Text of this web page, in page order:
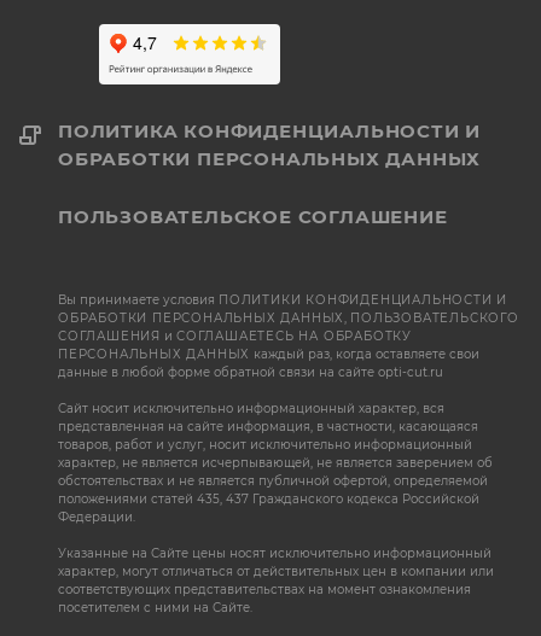
ПОЛИТИКА КОНФИДЕНЦИАЛЬНОСТИ И
ОБРАБОТКИ ПЕРСОНАЛЬНЫХ ДАННЫХ
ПОЛЬЗОВАТЕЛЬСКОЕ СОГЛАШЕНИЕ
Вы принимаете условия ПОЛИТИКИ КОНФИДЕНЦИАЛЬНОСТИ И
ОБРАБОТКИ ПЕРСОНАЛЬНЫХ ДАННЫХ, ПОЛЬЗОВАТЕЛЬСКОГО
СОГЛАШЕНИЯ иСОГЛАШАЕТЕСЬ НА ОБРАБОТКУ
ПЕРСОНАЛЬНЫХ ДАННЫХ каждый раз, когда оставляете свои
данные в любой форме обратной связи на сайте opti-cut.ru
Сайт носит исключительно информационный характер, вся
представленная на сайте информация, в частности, касающаяся
товаров, работ и услуг, носит исключительно информационный
характер, не является исчерпывающей, не является заверением об
обстоятельствах и не является публичной офертой, определяемой
положениями статей 435, 437 Гражданского кодекса Российской
Федерации.
Указанные на Сайте цены носят исключительно информационный
характер, могут отличаться от действительных цен в компании или
соответствующих представительствах на момент ознакомления
посетителем с ними на Сайте.